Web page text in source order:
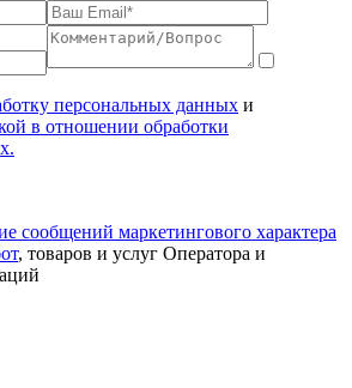
персональных данных и
в отношении обработки
сообщений маркетингового характера
, товаров и услуг Оператора и